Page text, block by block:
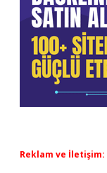
Reklam ve İletişim: